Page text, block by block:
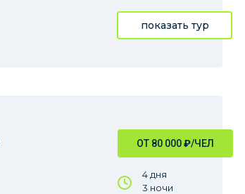
показать тур
ОТ 80 000₽/ЧЕЛ
4 дня
3 ночи